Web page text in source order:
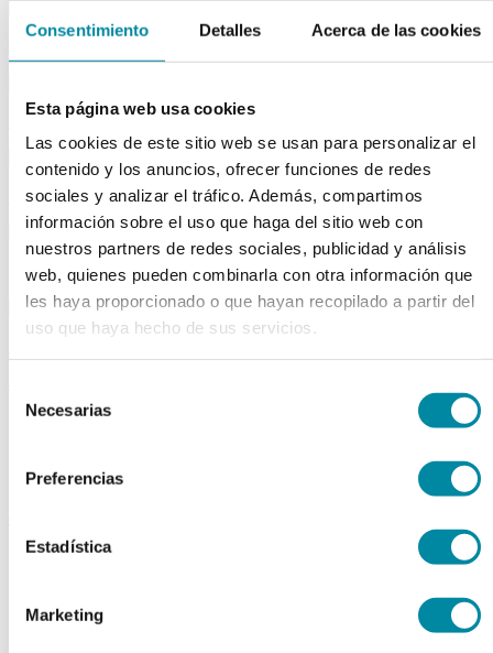
Consentimiento Detalles Acerca de las cookies
Esta página web usa cookies
Las cookies de este sitio web se usan para personalizar el
contenido y los anuncios, ofrecer funciones de redes
sociales y analizar el tráfico. Además, compartimos
información sobre el uso que haga del sitio web con
nuestros partners de redes sociales, publicidad y análisis
web, quienes pueden combinarla con otra información que
les haya proporcionado o que hayan recopilado a partir del
uso que haya hecho de sus servicios.
Necesarias
Preferencias
Estadística
Marketing
material aparatos
utillaje
publicaciones
Vitaminas
Principios Activos Farmacéuticos Especiales
Colorantes
Disolventes